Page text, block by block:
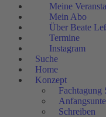
Meine
Mein Abo
Über Beate
Termine
Instagram
Suche
Home
Konzept
Fachtagung
Schreiben